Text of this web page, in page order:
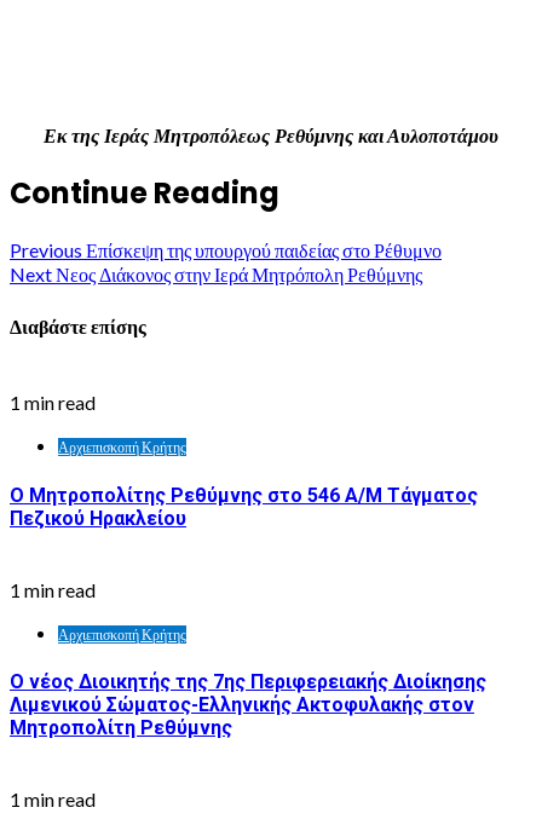
Εκ της Ιεράς Μητροπόλεως Ρεθύμνης και Αυλοποτάμου
Continue Reading
Previous Επίσκεψη της υπουργού παιδείας στο Ρέθυμνο
NextΝεος Διάκονος στην Ιερά Μητρόπολη Ρεθύμνης
Διαβάστε επίσης
1 min read
Αρχιεπισκοπή Κρήτης
Ο Μητροπολίτης Ρεθύμνης στο 546 Α/Μ Τάγματος
Πεζικού Ηρακλείου
1 min read
Αρχιεπισκοπή Κρήτης
Ο νέος Διοικητής της 7ης Περιφερειακής Διοίκησης
Λιμενικού Σώματος-Ελληνικής Ακτοφυλακής στον
Μητροπολίτη Ρεθύμνης
1 min read